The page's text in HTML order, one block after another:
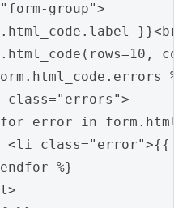
group">
}}<br>
%}
class="errors">
error in
<li class="error">{{
%}